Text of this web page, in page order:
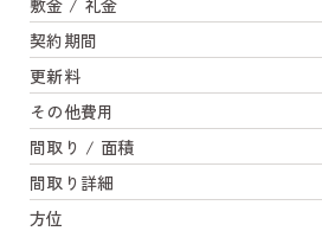
契約期間
更新料
その他費用
間取り / 面積
間取り詳細
方位